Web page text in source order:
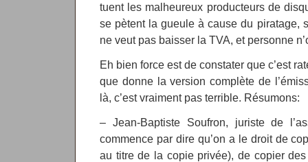
tuent les malheureux producteurs de
se pètent la gueule à cause du piratage,
ne veut pas baisser la TVA, et personne
Eh bien force est de constater que c’est
que donne la version complète de
là, c’est vraiment pas terrible. Résumons:
– Jean-Baptiste Soufron, juriste de
commence par dire qu’on a le droit de
au titre de la copie privée), de copier